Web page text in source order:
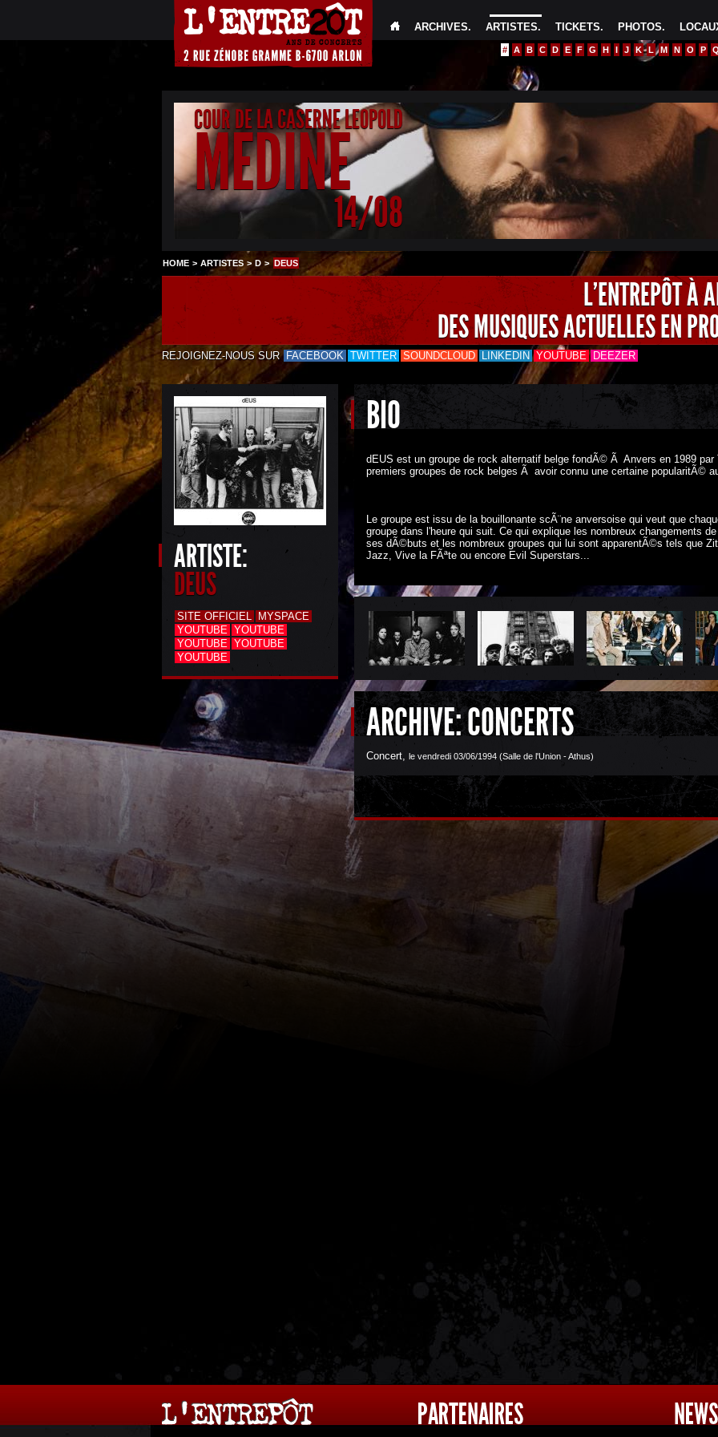
PHOTOS.
TICKETS.
ARTISTES.
ARCHIVES.
# A B C D E F G H I J K L M N O P
COUR DE LA CASERNE LEOPOLD
MEDINE
14/08
HOME > ARTISTES > D > DEUS
L'ENTREPÔT À
DES MUSIQUES ACTUELLES EN
REJOIGNEZ-NOUS SUR FACEBOOK TWITTER SOUNDCLOUD LINKEDIN YOUTUBE DEEZER
ARTISTE:
DEUS
SITE OFFICIEL
MYSPACE
YOUTUBE YOUTUBE
YOUTUBE YOUTUBE
YOUTUBE
BIO
dEUS est un groupe de rock alternatif belge fondÃ© Ã Anvers en 1989 par
premiers groupes de rock belges Ã avoir connu une certaine popularitÃ©
Le groupe est issu de la bouillonante scÃ¨ne anversoise qui veut que
groupe dans l'heure qui suit. Ce qui explique les nombreux changements
ses dÃ©buts et les nombreux groupes qui lui sont apparentÃ©s tels que
Jazz, Vive la FÃªte ou encore Evil Superstars...
ARCHIVE: CONCERTS
Concert, le vendredi 03/06/1994 (Salle de l'Union - Athus)